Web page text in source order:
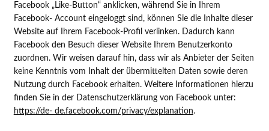
Facebook „Like-Button“ anklicken, während Sie in Ihrem
Facebook- Account eingeloggt sind, können Sie die Inhalte dieser
Website auf Ihrem Facebook-Profil verlinken. Dadurch kann
Facebook den Besuch dieser Website Ihrem Benutzerkonto
zuordnen. Wir weisen darauf hin, dass wir als Anbieter der Seiten
keine Kenntnis vom Inhalt der übermittelten Daten sowie deren
Nutzung durch Facebook erhalten. Weitere Informationen hierzu
finden Sie in der Datenschutzerklärung von Facebook unter:
https://de- de.facebook.com/privacy/explanation.